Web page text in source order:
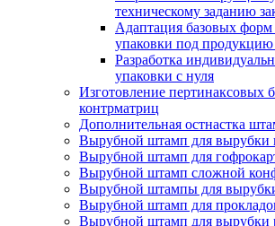
техническому заданию
Адаптация базовых форм
упаковки под продукцию
Разработка
упаковки с нуля
Изготовление пертинаксовых
контрматриц
Дополнительная остнастка
Вырубной штамп для вырубки
Вырубной штамп для
Вырубной штамп сложной
Вырубной штампы для
Вырубной штамп для
Вырубной штамп для вырубки